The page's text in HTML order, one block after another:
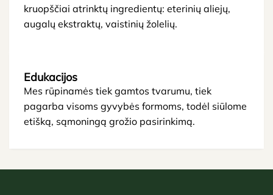
kruopščiai atrinktų ingredientų: eterinių aliejų,
augalų ekstraktų, vaistinių žolelių.
Edukacijos
Mes rūpinamės tiek gamtos tvarumu, tiek
pagarba visoms gyvybės formoms, todėl siūlome
etišką, sąmoningą grožio pasirinkimą.